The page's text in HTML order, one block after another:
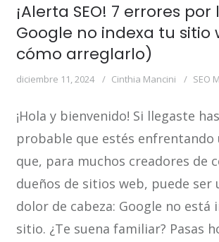
¡Alerta SEO! 7 errores por
Google no indexa tu sitio
cómo arreglarlo)
diciembre 11, 2024 Cinthia Mancini SEO
¡Hola y bienvenido! Si llegaste
probable que estés
que, para muchos creadores de
dueños de sitios web, puede ser
dolor de cabeza: Google no está
sitio. ¿Te suena familiar? Pasas